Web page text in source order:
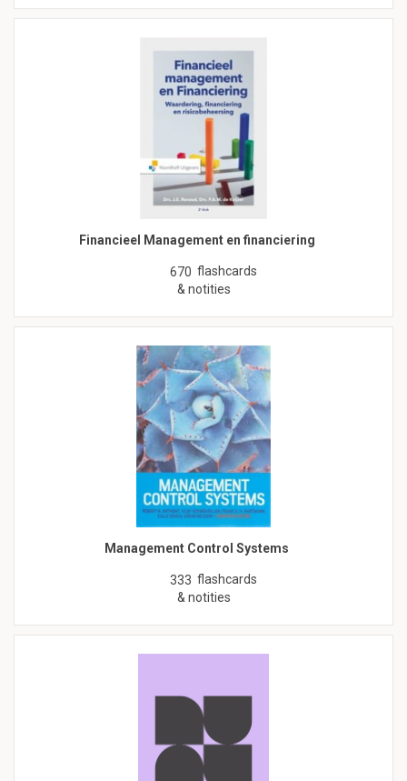
Financieel Management en financiering
670 flashcards
& notities
Management Control Systems
333 flashcards
& notities